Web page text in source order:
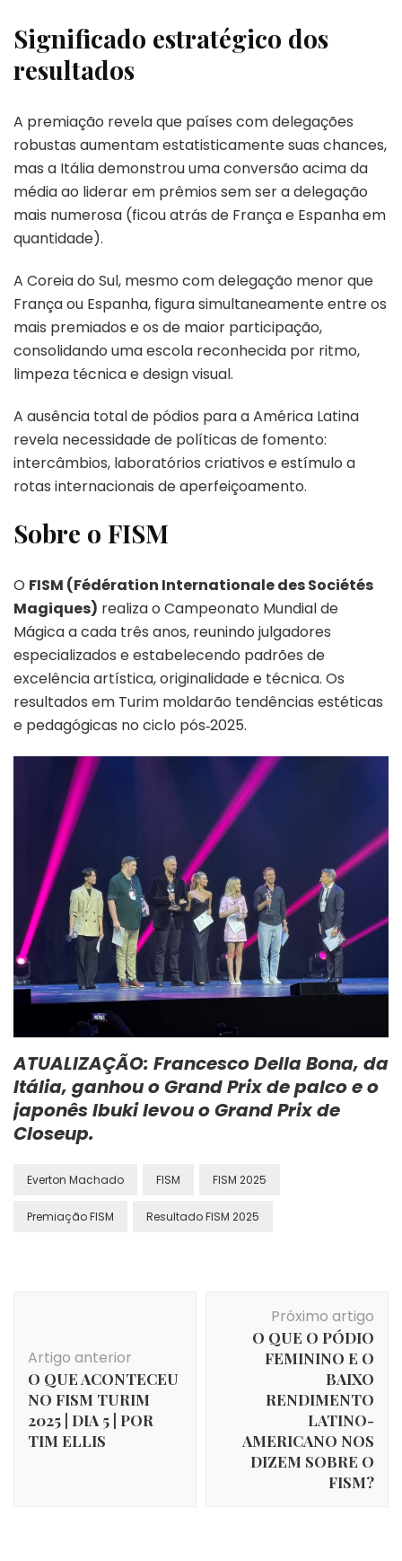
Significado estratégico dos
resultados
A premiação revela que países com delegações
robustas aumentam estatisticamente suas chances,
mas a Itália demonstrou uma conversão acima da
média ao liderar em prêmios sem ser a delegação
mais numerosa (ficou atrás de França e Espanha em
quantidade).
A Coreia do Sul, mesmo com delegação menor que
França ou Espanha, figura simultaneamente entre os
mais premiados e os de maior participação,
consolidando uma escola reconhecida por ritmo,
limpeza técnica e design visual.
A ausência total de pódios para a América Latina
revela necessidade de políticas de fomento:
intercâmbios, laboratórios criativos e estímulo a
rotas internacionais de aperfeiçoamento.
Sobre o FISM
O FISM (Fédération Internationale des Sociétés
Magiques) realiza o Campeonato Mundial de
Mágica a cada três anos, reunindo julgadores
especializados e estabelecendo padrões de
excelência artística, originalidade e técnica. Os
resultados em Turim moldarão tendências estéticas
e pedagógicas no ciclo pós‑2025.
ATUALIZAÇÃO: Francesco Della Bona, da
Itália, ganhou o Grand Prix de palco e o
japonês Ibuki levou o Grand Prix de
Closeup.
Everton Machado FISM FISM 2025
Premiação FISM Resultado FISM 2025
post
Artigo anterior
O QUE ACONTECEU
NO FISM TURIM
2025 | DIA 5 | POR
TIM ELLIS
Próximo artigo
O QUE O PÓDIO
FEMININO E O
BAIXO
RENDIMENTO
LATINO-
AMERICANO NOS
DIZEM SOBRE O
FISM?